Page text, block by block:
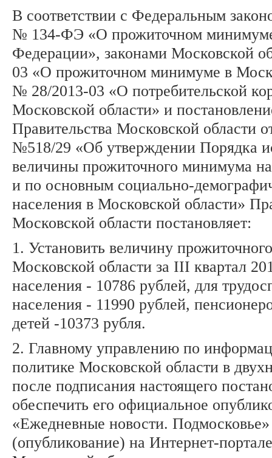
В соответствии с Федеральным
№ 134-ФЭ «О прожиточном
Федерации», законами Московской
03 «О прожиточном минимуме в
№ 28/2013-03 «О потребительской
Московской области» и
Правительства Московской области
№518/29 «Об утверждении Порядка
величины прожиточного минимума
и по основным социально-
населения в Московской области»
Московской области постановляет:
1. Установить величину
Московской области за III квартал
населения - 10786 рублей, для
населения - 11990 рублей,
детей -10373 рубля.
2. Главному управлению по
политике Московской области в
после подписания настоящего
обеспечить его официальное
«Ежедневные новости.
(опубликование) на Интернет-